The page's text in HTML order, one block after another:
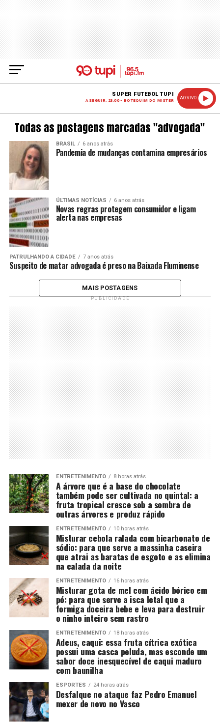
SUPER FUTEBOL TUPI
A SEGUIR: 23:00 - BOTEQUIM DO MISTER
AO VIVO
Todas as postagens marcadas "advogada"
BRASIL 6 anos atrás
Pandemia de mudanças contamina empresários
ÚLTIMAS NOTÍCIAS 6 anos atrás
Novas regras protegem consumidor e ligam
alerta nas empresas
PATRULHANDO A CIDADE 7 anos atrás
Suspeito de matar advogada é preso na Baixada Fluminense
MAIS POSTAGENS
PUBLICIDADE
ENTRETENIMENTO 8 horas atrás
A árvore que é a base do chocolate
também pode ser cultivada no quintal: a
fruta tropical cresce sob a sombra de
outras árvores e produz rápido
ENTRETENIMENTO 10 horas atrás
Misturar cebola ralada com bicarbonato de
sódio: para que serve a massinha caseira
que atrai as baratas de esgoto e as elimina
na calada da noite
ENTRETENIMENTO 16 horas atrás
Misturar gota de mel com ácido bórico em
pó: para que serve a isca letal que a
formiga doceira bebe e leva para destruir
o ninho inteiro sem rastro
ENTRETENIMENTO 18 horas atrás
Adeus, caqui: essa fruta cítrica exótica
possui uma casca peluda, mas esconde um
sabor doce inesquecível de caqui maduro
com baunilha
ESPORTES 24 horas atrás
Desfalque no ataque faz Pedro Emanuel
mexer de novo no Vasco